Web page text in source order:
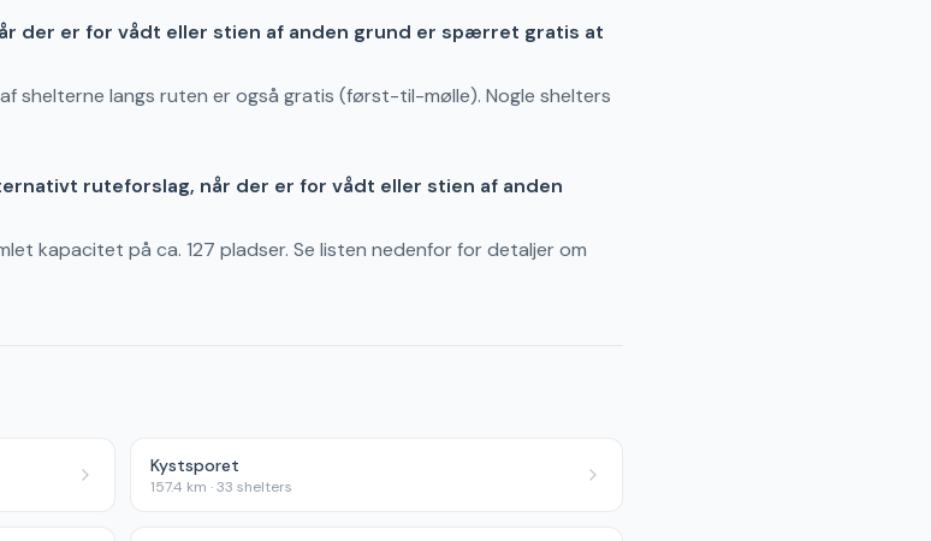
der er for vådt eller stien af anden grund er spærret gratis at
shelterne langs ruten er også gratis (først-til-mølle). Nogle shelters
ruteforslag, når der er for vådt eller stien af anden
kapacitet på ca. 127 pladser. Se listen nedenfor for detaljer om
Kystsporet
157.4 km ·33 shelters